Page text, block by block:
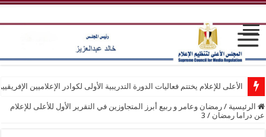
الأعلى للإعلام يختتم فعاليات الدورة التدريبية الأولى لكوادر الإعلاميين
الرئيسية / رمضان وعامر و ربيع أبرز المتجاوزين في التقرير الأول للأعلى للإعلام
عن دراما رمضان /
3